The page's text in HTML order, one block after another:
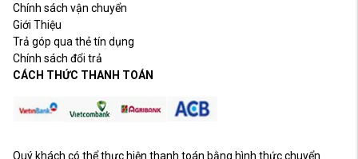
Chính sách vận chuyển
Giới Thiệu
Trả góp qua thẻ tín dụng
Chính sách đổi trả
CÁCH THỨC THANH TOÁN
Quý khách có thể thực hiện thanh toán bằng hình thức chuyển